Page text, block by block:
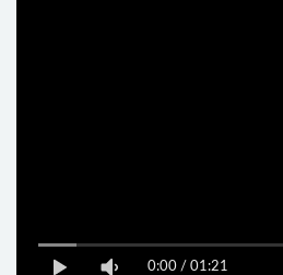
0:00 / 01:21